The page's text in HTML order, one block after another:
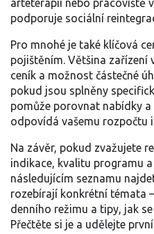
arteterapii nebo pracoviště
podporuje sociální
Pro mnohé je také klíčová
pojištěním. Většina zařízení
ceník a možnost částečné
pokud jsou splněny
pomůže porovnat nabídky a
odpovídá vašemu rozpočtu
Na závěr, pokud zvažujete
indikace, kvalitu programu
následujícím seznamu
rozebírají konkrétní témata
denního režimu a tipy, jak
Přečtěte si je a udělejte